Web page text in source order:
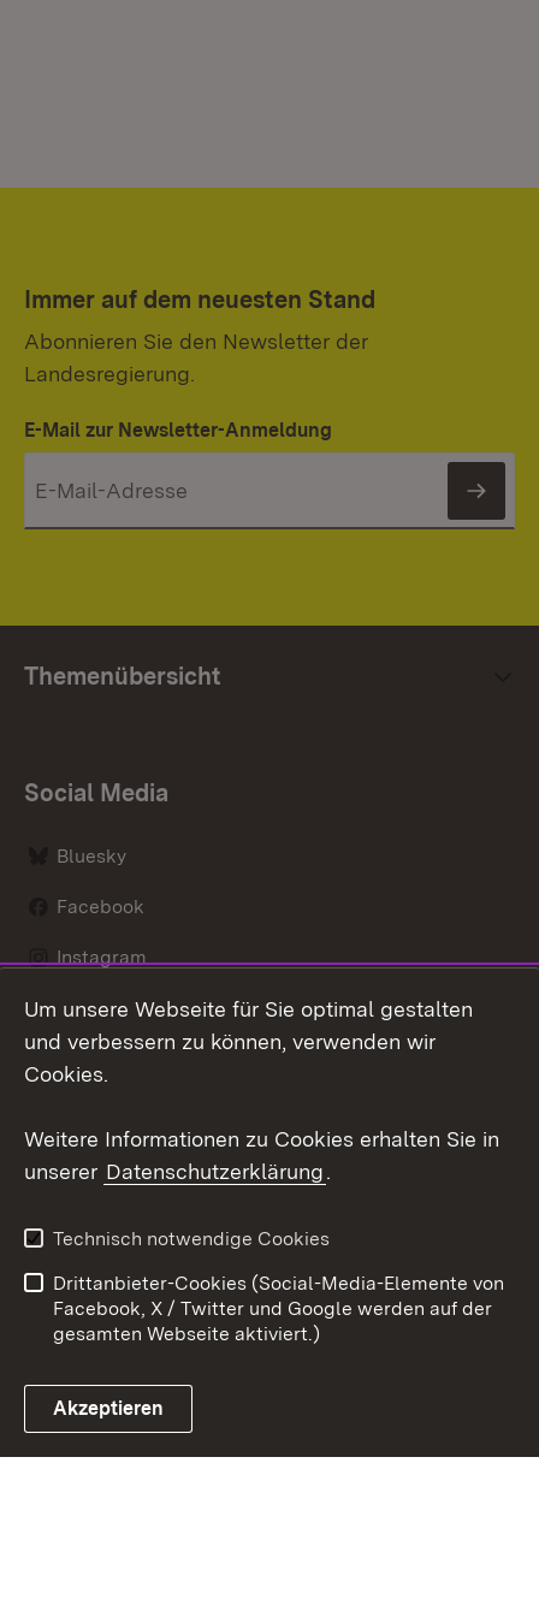
Immer auf dem neuesten Stand
Abonnieren Sie den Newsletter der
Landesregierung.
E-Mail zur Newsletter-Anmeldung
Themenübersicht
Social Media
Bluesky
Facebook
Instagram
LinkedIn
Link zum Landesportal
Datenschutz
Barrierefreiheit
Impressum
Cookies
Um unsere Webseite für Sie optimal gestalten
und verbessern zu können, verwenden wir
Cookies.
Weitere Informationen zu Cookies erhalten Sie in
unserer Datenschutzerklärung.
Technisch notwendige Cookies
Drittanbieter-Cookies (Social-Media-Elemente von
Facebook, X / Twitter und Google werden auf der
gesamten Webseite aktiviert.)
Akzeptieren